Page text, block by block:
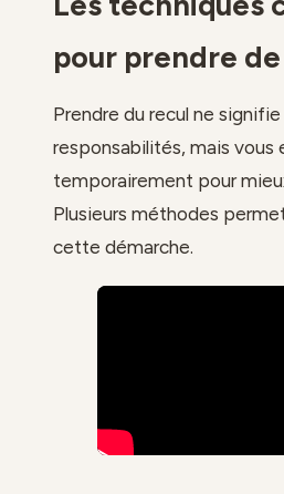
pour prendre
Prendre du recul ne
responsabilités, mais vous
temporairement pour
Plusieurs méthodes
cette démarche.